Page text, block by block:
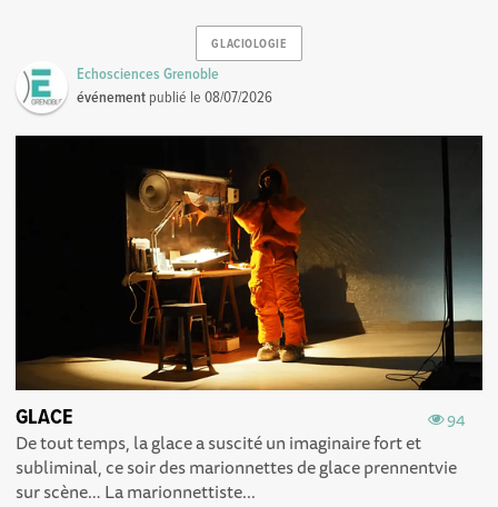
GLACIOLOGIE
Echosciences Grenoble
événement publié le08/07/2026
94
GLACE
De tout temps, la glace a suscité un imaginaire fort et
subliminal, ce soir des marionnettes de glace prennentvie
sur scène… La marionnettiste...